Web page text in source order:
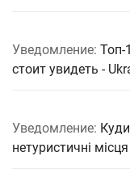
Уведомление: Топ-
стоит увидеть -
Уведомление:
нетуристичні